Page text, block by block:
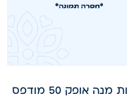
שקיות מנה אופק 50 מודפס